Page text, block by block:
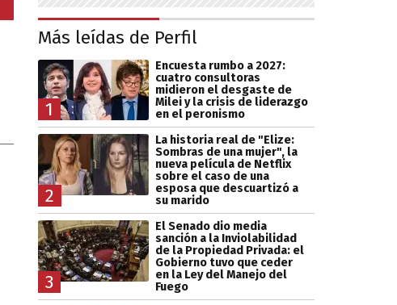
Más leídas de Perfil
1
Encuesta rumbo a 2027:
cuatro consultoras
midieron el desgaste de
Milei y la crisis de liderazgo
en el peronismo
2
La historia real de "Elize:
Sombras de una mujer", la
nueva película de Netflix
sobre el caso de una
esposa que descuartizó a
su marido
3
El Senado dio media
sanción a la Inviolabilidad
de la Propiedad Privada: el
Gobierno tuvo que ceder
en la Ley del Manejo del
Fuego